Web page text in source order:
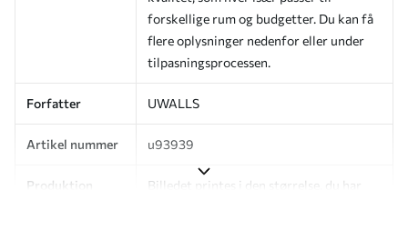
forskellige rum og budgetter. Du kan få
flere oplysninger nedenfor eller under
tilpasningsprocessen.
Forfatter UWALLS
Artikel nummer u93939
Produktion
Billedet printes i den størrelse, du har